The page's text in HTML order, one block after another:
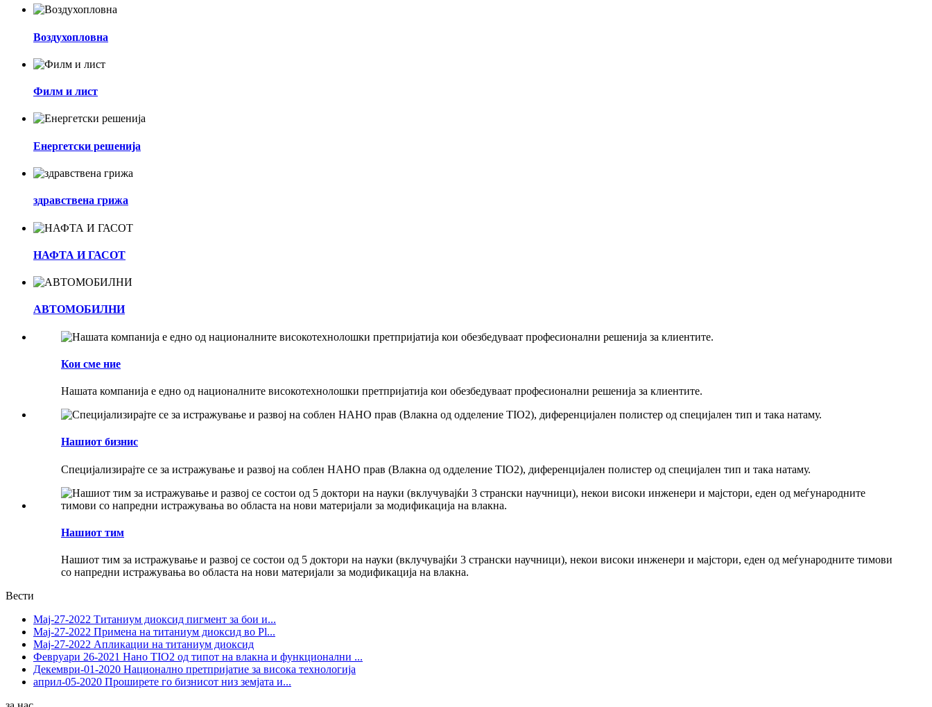
Воздухопловна
Филм и лист
Енергетски решенија
здравствена грижа
НАФТА И ГАСОТ
АВТОМОБИЛНИ
Кои сме ние
Нашата компанија е едно од националните високотехнолошки претпријатија кои обезбедуваат професионални решенија за клиентите.
Нашиот бизнис
Специјализирајте се за истражување и развој на соблен НАНО прав (Влакна од одделение TIO2), диференцијален полистер од специјален тип и така натаму.
Нашиот тим
Нашиот тим за истражување и развој се состои од 5 доктори на науки (вклучувајќи 3 странски научници), некои високи инженери и мајстори, еден од меѓународните тимови
со напредни истражувања во областа на нови материјали за модификација на влакна.
Вести
Мај-27-2022 Титаниум диоксид пигмент за бои и...
Мај-27-2022 Примена на титаниум диоксид во Pl...
Мај-27-2022 Апликации на титаниум диоксид
Февруари 26-2021 Нано TIO2 од типот на влакна и функционални ...
Декември-01-2020 Национално претпријатие за висока технологија
април-05-2020 Проширете го бизнисот низ земјата и...